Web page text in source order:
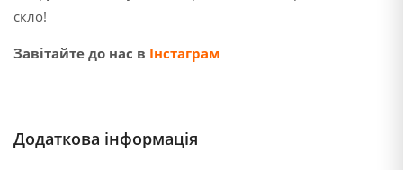
скло!
Завітайте до нас в Інстаграм
Додаткова інформація